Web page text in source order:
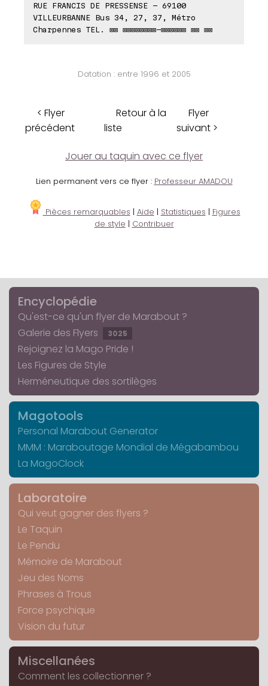
RUE FRANCIS DE PRESSENSE - 69100
VILLEURBANNE Bus 34, 27, 37, Métro
Charpennes TEL. ⊠⊠ ⊠⊠⊠⊠⊠⊠⊠⊠-⊠⊠⊠⊠⊠⊠ ⊠⊠ ⊠⊠
Datation : entre 1996 et 2005
< Flyer
précédent
Retour à la
liste
Flyer
suivant >
Jouer au taquin avec ce flyer
Lien permanent vers ce flyer : Professeur AMADOU
Pièces remarquables | Aide | Statistiques | Figures
de style | Contribuer
Encyclopédie
Qu'est-ce qu'un flyer de Marabout ?
Galerie des Flyers
3025
Rejoignez la Mago Pride !
Les Figures de Style
Herméneutique des sortilèges
Magotools
Personal Marabout Generator
MMM : Maraboutage Mondial de Mégabambou
La MagoClock
Laboratoire
Qui veut gagner des flyers ?
Le Taquin
Le Pendu
Mémoire de Marabout
Jeu des Noms
Phrases à Trous
Force psychique
Vision du futur
Miscellanées
Comment les collectionner ?